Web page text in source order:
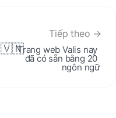
Tiếp theo →
🇻🇳Trang web Valis nay
đã có sẵn bằng 20
ngôn ngữ